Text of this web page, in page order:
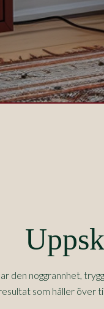
den noggrannhet,
som håller över